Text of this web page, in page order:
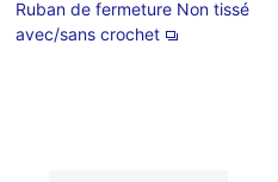
Ruban de fermeture Non tissé
avec/sans crochet